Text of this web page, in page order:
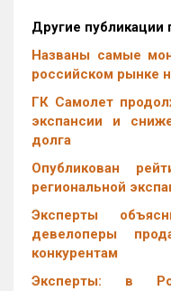
Другие публикации
Названы самые
российском рынке
ГК Самолет
экспансии и
долга
Опубликован
региональной
Эксперты
девелоперы
конкурентам
Эксперты: в